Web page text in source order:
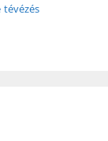
tévézés